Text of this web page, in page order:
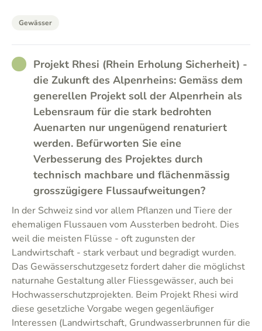
Gewässer
RATHER_GOOD
Projekt Rhesi (Rhein Erholung Sicherheit) -
die Zukunft des Alpenrheins: Gemäss dem
generellen Projekt soll der Alpenrhein als
Lebensraum für die stark bedrohten
Auenarten nur ungenügend renaturiert
werden. Befürworten Sie eine
Verbesserung des Projektes durch
technisch machbare und flächenmässig
grosszügigere Flussaufweitungen?
In der Schweiz sind vor allem Pflanzen und Tiere der
ehemaligen Flussauen vom Aussterben bedroht. Dies
weil die meisten Flüsse - oft zugunsten der
Landwirtschaft - stark verbaut und begradigt wurden.
Das Gewässerschutzgesetz fordert daher die möglichst
naturnahe Gestaltung aller Fliessgewässer, auch bei
Hochwasserschutzprojekten. Beim Projekt Rhesi wird
diese gesetzliche Vorgabe wegen gegenläufiger
Interessen (Landwirtschaft, Grundwasserbrunnen für die